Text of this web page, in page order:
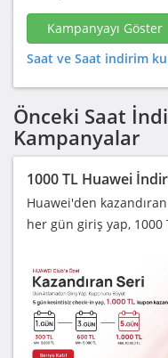
Kampanyayı Göster
Saat ve Saat indirim
Önceki Saat
Kampanyalar
1000 TL Huawei
Huawei'den
her gün giriş yap,